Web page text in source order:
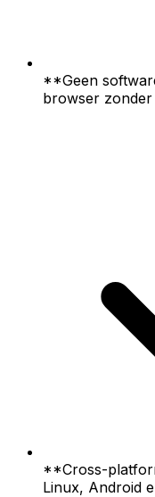
**Geen
browser zonder
**Cross-
Linux, Android